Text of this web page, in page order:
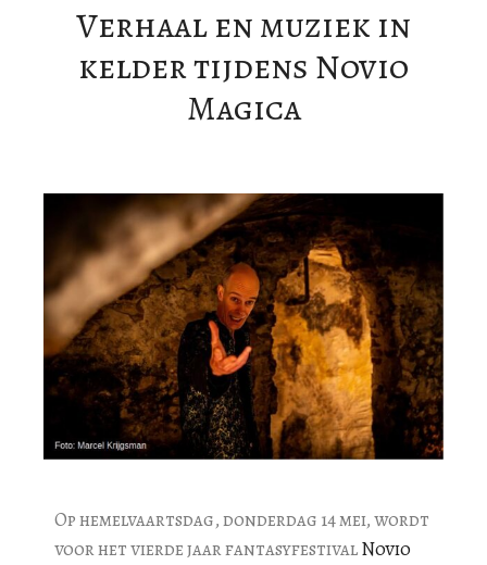
Verhaal en muziek in
kelder tijdens Novio
Magica
Op hemelvaartsdag, donderdag 14 mei, wordt
voor het vierde jaar fantasyfestivalNovio